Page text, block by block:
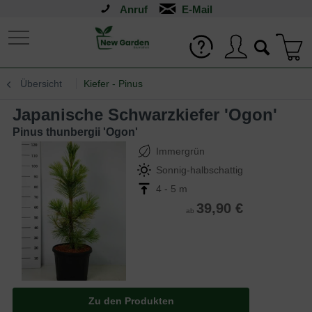
Anruf
Übersicht Kiefer - Pinus
Japanische Schwarzkiefer 'Ogon'
Pinus thunbergii 'Ogon'
Immergrün
Sonnig-halbschattig
4 - 5 m
ab 39,90 €
Zu den Produkten